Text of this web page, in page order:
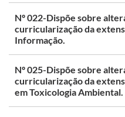
Nº 022-Dispõe sobre
curricularização da
Informação.
Nº 025-Dispõe sobre
curricularização da
em Toxicologia Ambiental.